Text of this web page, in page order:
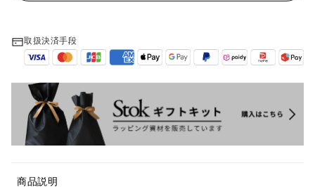
取扱決済手段
商品説明